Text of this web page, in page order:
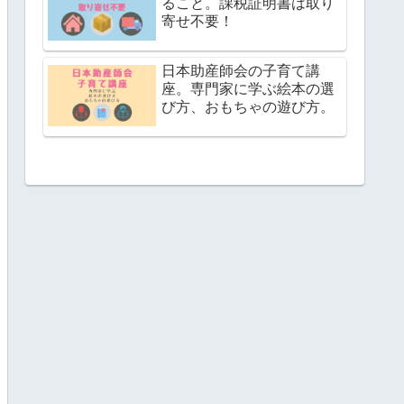
ること。課税証明書は取り
寄せ不要！
日本助産師会の子育て講
座。専門家に学ぶ絵本の選
び方、おもちゃの遊び方。